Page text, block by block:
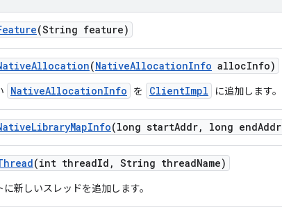
(String feature)
Allocation(NativeAllocationInfo allocInfo)
NativeAllocationInfo を ClientImpl に追加します。
LibraryMapInfo(long startAddr, long endAddr
(int threadId , String threadName)
に新しいスレッドを追加します。